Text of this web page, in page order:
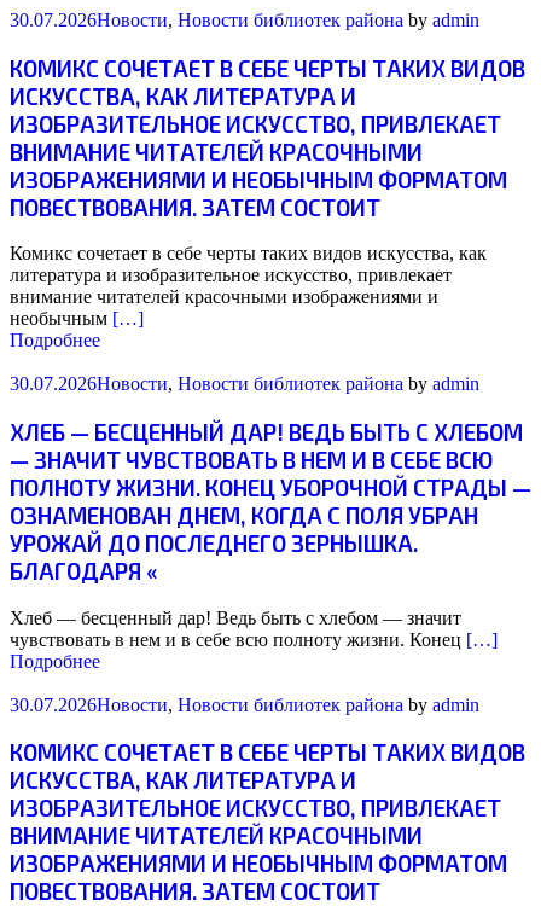
30.07.2026Новости, Новости библиотек района by admin
КОМИКС СОЧЕТАЕТ В СЕБЕ ЧЕРТЫ ТАКИХ ВИДОВ
ИСКУССТВА, КАК ЛИТЕРАТУРА И
ИЗОБРАЗИТЕЛЬНОЕ ИСКУССТВО, ПРИВЛЕКАЕТ
ВНИМАНИЕ ЧИТАТЕЛЕЙ КРАСОЧНЫМИ
ИЗОБРАЖЕНИЯМИ И НЕОБЫЧНЫМ ФОРМАТОМ
ПОВЕСТВОВАНИЯ. ЗАТЕМ СОСТОИТ
Комикс сочетает в себе черты таких видов искусства, как
литература и изобразительное искусство, привлекает
внимание читателей красочными изображениями и
необычным […]
Подробнее
30.07.2026Новости, Новости библиотек района by admin
ХЛЕБ — БЕСЦЕННЫЙ ДАР! ВЕДЬ БЫТЬ С ХЛЕБОМ
— ЗНАЧИТ ЧУВСТВОВАТЬ В НЕМ И В СЕБЕ ВСЮ
ПОЛНОТУ ЖИЗНИ. КОНЕЦ УБОРОЧНОЙ СТРАДЫ —
ОЗНАМЕНОВАН ДНЕМ, КОГДА С ПОЛЯ УБРАН
УРОЖАЙ ДО ПОСЛЕДНЕГО ЗЕРНЫШКА.
БЛАГОДАРЯ «
Хлеб — бесценный дар! Ведь быть с хлебом — значит
чувствовать в нем и в себе всю полноту жизни. Конец […]
Подробнее
30.07.2026Новости, Новости библиотек района by admin
КОМИКС СОЧЕТАЕТ В СЕБЕ ЧЕРТЫ ТАКИХ ВИДОВ
ИСКУССТВА, КАК ЛИТЕРАТУРА И
ИЗОБРАЗИТЕЛЬНОЕ ИСКУССТВО, ПРИВЛЕКАЕТ
ВНИМАНИЕ ЧИТАТЕЛЕЙ КРАСОЧНЫМИ
ИЗОБРАЖЕНИЯМИ И НЕОБЫЧНЫМ ФОРМАТОМ
ПОВЕСТВОВАНИЯ. ЗАТЕМ СОСТОИТ